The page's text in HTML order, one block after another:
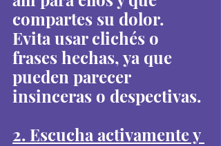
compartes su dolor.
Evita usar clichés o
frases hechas, ya que
pueden parecer
insinceras o despectivas.
2. Escucha activamente y